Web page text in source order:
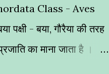
Class - Aves
- बया, गौरैया की तरह
का माना जाता है ।